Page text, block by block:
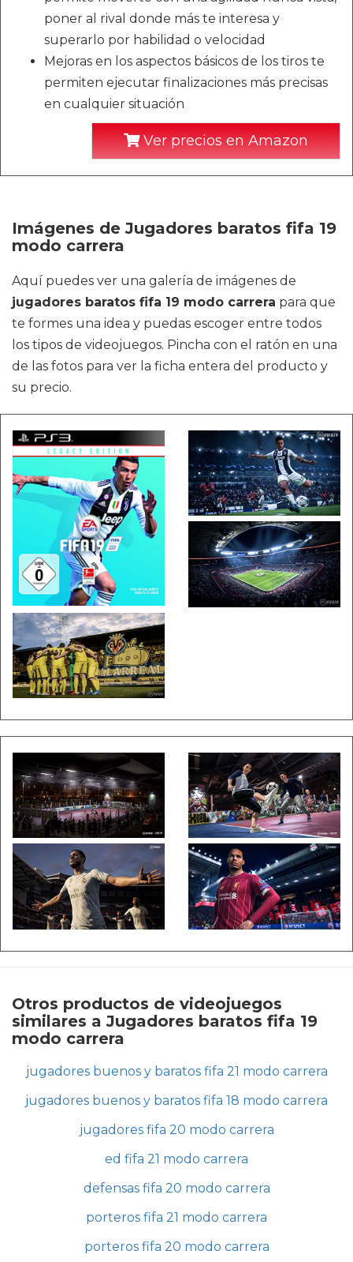
poner al rival donde más te interesa y
superarlo por habilidad o velocidad
Mejoras en los aspectos básicos de los tiros te
permiten ejecutar finalizaciones más precisas
en cualquier situación
Ver precios en Amazon
Imágenes de Jugadores baratos fifa 19
modo carrera
Aquí puedes ver una galería de imágenes de
jugadores baratos fifa 19 modo carrera para que
te formes una idea y puedas escoger entre todos
los tipos de videojuegos. Pincha con el ratón en una
de las fotos para ver la ficha entera del producto y
su precio.
Otros productos de videojuegos
similares a Jugadores baratos fifa 19
modo carrera
jugadores buenos y baratos fifa 21 modo carrera
jugadores buenos y baratos fifa 18 modo carrera
jugadores fifa 20 modo carrera
ed fifa 21 modo carrera
defensas fifa 20 modo carrera
porteros fifa 21 modo carrera
porteros fifa 20 modo carrera